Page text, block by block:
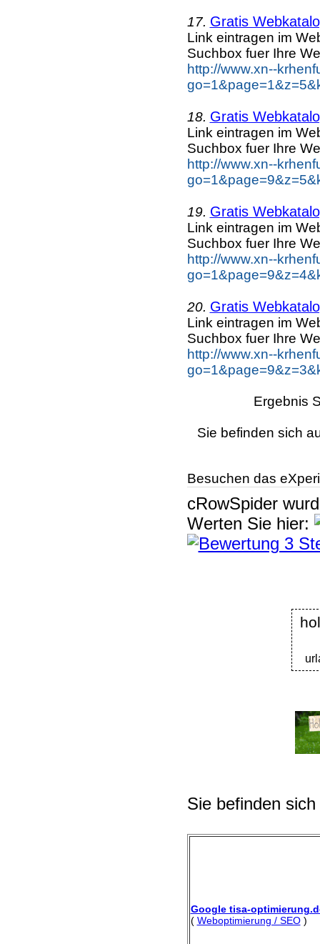
17. Gratis
Link eintragen im
Suchbox fuer Ihre
http://www.xn--
18. Gratis
Link eintragen im
Suchbox fuer Ihre
http://www.xn--
19. Gratis
Link eintragen im
Suchbox fuer Ihre
http://www.xn--
20. Gratis
Link eintragen im
Suchbox fuer Ihre
http://www.xn--
Ergebnis
Sie befinden sich
Besuchen das
cRowSpider
Werten Sie hier:
Sie befinden
Google tisa-
( Weboptimierung / SEO)